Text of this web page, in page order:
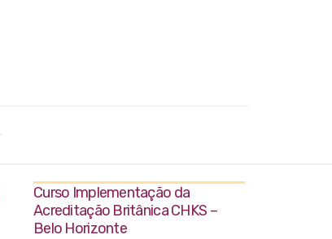
Curso Implementação da
Acreditação Britânica CHKS –
Belo Horizonte